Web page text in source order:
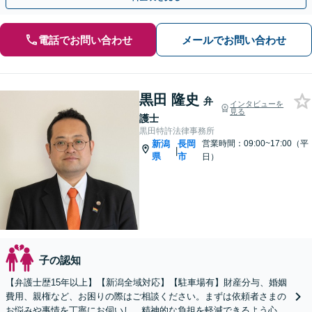
電話でお問い合わせ メールでお問い合わせ
黒田 隆史 弁
護士
インタビューを
見る
黒田特許法律事務所
新潟
県
|
長岡
市
営業時間：09:00~17:00（平
日）
子の認知
【弁護士歴15年以上】【新潟全域対応】【駐車場有】財産分与、婚姻
費用、親権など、お困りの際はご相談ください。まずは依頼者さまの